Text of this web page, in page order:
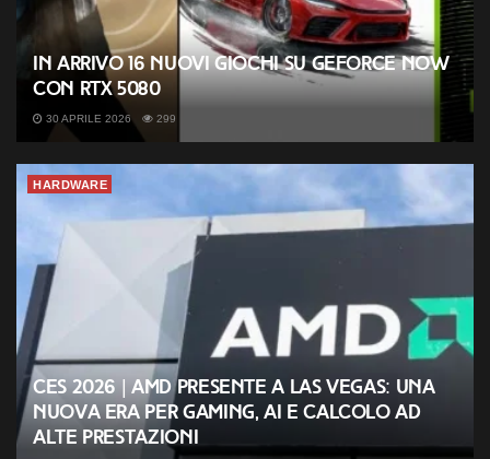
In arrivo 16 nuovi giochi su GeForce NOW
con RTX 5080
30 APRILE 2026 299
HARDWARE
CES 2026 | AMD presente a Las Vegas: una
nuova era per gaming, AI e calcolo ad
alte prestazioni